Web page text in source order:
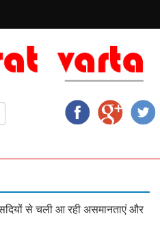
से चली आ रही असमानताएं और